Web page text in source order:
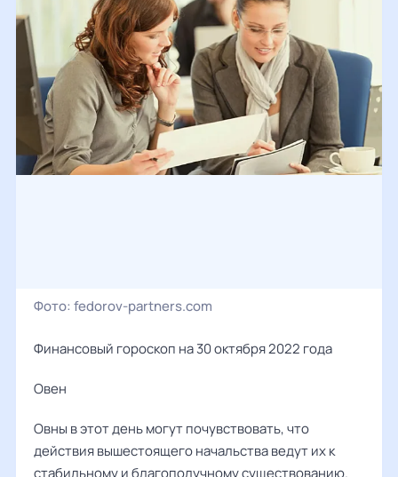
Фото: fedorov-partners.com
Финансовый гороскоп на 30 октября 2022 года
Овен ‌‌
Овны в этот день могут почувствовать, что
действия вышестоящего начальства ведут их к
стабильному и благополучному существованию.